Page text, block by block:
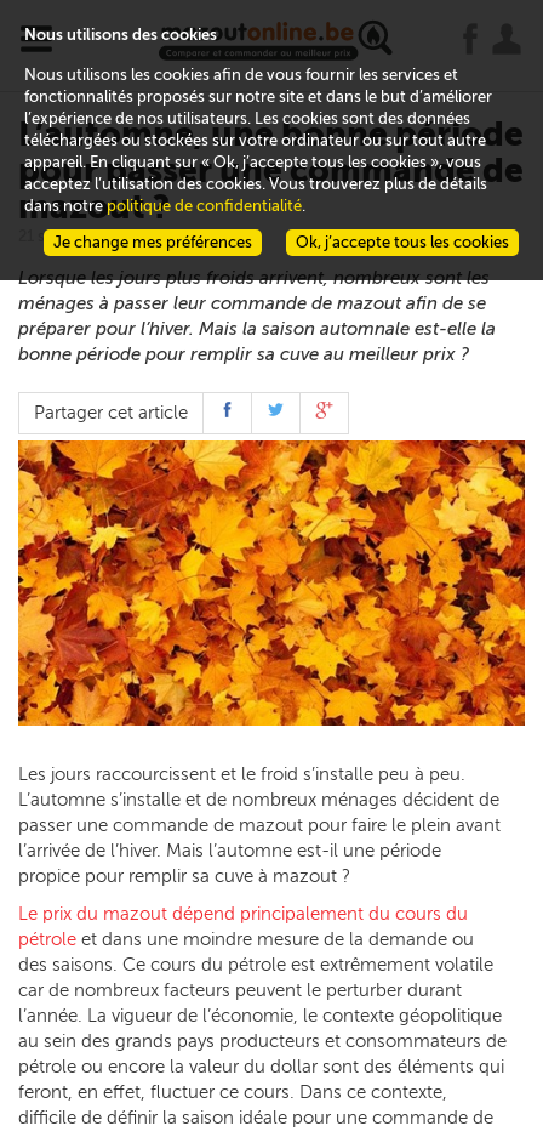
x
L’automne, une bonne période
pour passer une commande de
mazout ?
21 septembre 2020
Lorsque les jours plus froids arrivent, nombreux sont les
ménages à passer leur commande de mazout afin de se
préparer pour l’hiver. Mais la saison automnale est-elle la
bonne période pour remplir sa cuve au meilleur prix ?
Partager cet article
Les jours raccourcissent et le froid s’installe peu à peu.
L’automne s’installe et de nombreux ménages décident de
passer une commande de mazout pour faire le plein avant
l’arrivée de l’hiver. Mais l’automne est-il une période
propice pour remplir sa cuve à mazout ?
Le prix du mazout dépend principalement du cours du
pétrole et dans une moindre mesure de la demande ou
des saisons. Ce cours du pétrole est extrêmement volatile
car de nombreux facteurs peuvent le perturber durant
l’année. La vigueur de l’économie, le contexte géopolitique
au sein des grands pays producteurs et consommateurs de
pétrole ou encore la valeur du dollar sont des éléments qui
feront, en effet, fluctuer ce cours. Dans ce contexte,
difficile de définir la saison idéale pour une commande de
Nous utilisons des cookies
Nous utilisons les cookies afin de vous fournir les services et
fonctionnalités proposés sur notre site et dans le but d’améliorer
l’expérience de nos utilisateurs. Les cookies sont des données
téléchargées ou stockées sur votre ordinateur ou sur tout autre
appareil. En cliquant sur « Ok, j’accepte tous les cookies », vous
acceptez l’utilisation des cookies. Vous trouverez plus de détails
dans notrepolitique de confidentialité.
Ok, j’accepte tous les cookies
Je change mes préférences